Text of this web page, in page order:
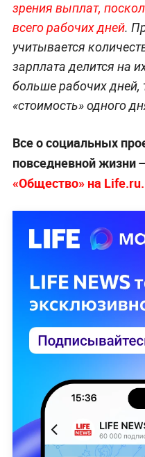
зрения выплат,
всего рабочих дней.
учитывается
зарплата делится на
больше рабочих дней,
«стоимость» одного
Все о социальных
повседневной жизни
«Общество» на Life.ru.